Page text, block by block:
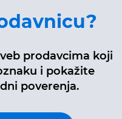
prodavcima koji
i pokažite
poverenja.